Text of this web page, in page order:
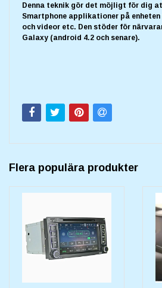
Denna teknik gör det möjligt för dig
Smartphone applikationer på
och videor etc. Den stöder för
Galaxy (android 4.2 och senare).
Flera populära produkter